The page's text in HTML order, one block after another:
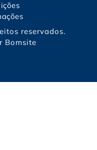
reservados.
Bomsite